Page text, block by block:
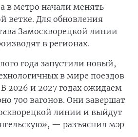
в метро начали менять
ветке. Для обновления
Замоскворецкой линии
в регионах.
года запустили новый,
в мире поездов
2026 и 2027 годах ожидаем
700 вагонов. Они завершат
линии и выйдут
— разъяснил мэр